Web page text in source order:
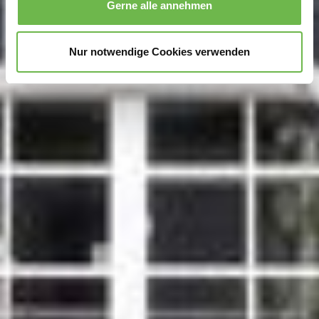
zu können und die Zugriffe auf unsere Website zu
analysieren.Danke, dass Sie uns in unserer Arbeit
unterstützen!
erhobenen Daten in den USA durch Google und
YouTube:Indem Sie auf "Gerne Alle annehmen" oder
zugleich gem. Art. 49 Abs. 1 S. 1 lit. a DSGVO ein, dass
Ihre Daten in den USA verarbeitet werden. Die USA
werden vom Europäischen Gerichtshof als ein Land mit
einem nach EU-Standards unzureichendem
insbesondere das Risiko, dass Ihre Daten durch US-
Behörden, zu Kontroll- und zu Überwachungszwecken,
möglicherweise auch ohne Rechtsbehelfsmöglichkeiten,
verarbeitet werden können. Wenn Sie auf "Auswahl
manuell festlegen" klicken und keine der optionalen
ausgewählt haben, findet die vorgehend beschriebene
Gerne alle annehmen
Nur notwendige Cookies verwenden